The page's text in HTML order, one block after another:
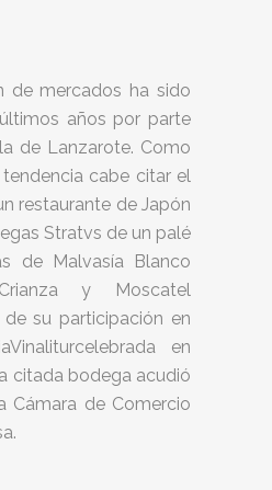
de mercados ha sido
años por parte
de Lanzarote. Como
cabe citar el
restaurante de Japón
Stratvs de un palé
de Malvasía Blanco
y Moscatel
su participación en
en
citada bodega acudió
Cámara de Comercio